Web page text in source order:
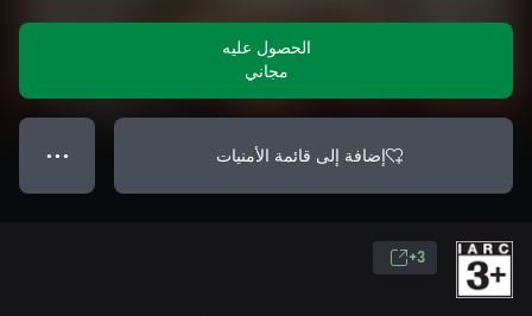
الحصول عليه
مجاني
إضافة إلى قائمة الأمنيات ● ● ●
3+